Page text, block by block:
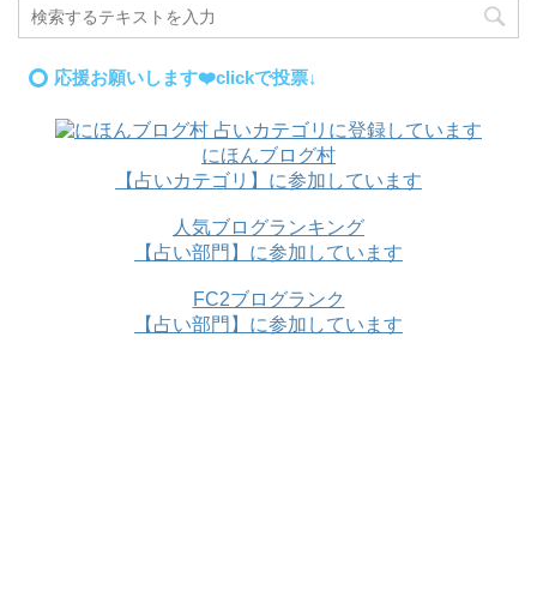
応援お願いします❤️clickで投票↓
にほんブログ村
【占いカテゴリ】に参加しています
人気ブログランキング
【占い部門】に参加しています
FC2ブログランク
【占い部門】に参加しています